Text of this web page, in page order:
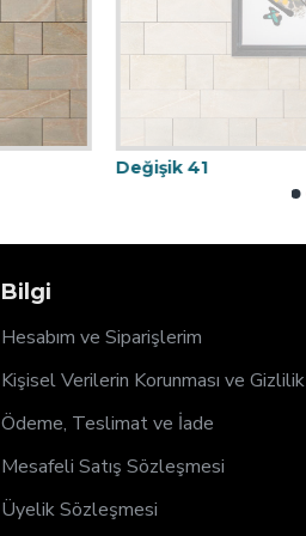
Bilgi
Hesabım ve Siparişlerim
Kişisel Verilerin Korunması ve Gizlilik
Ödeme, Teslimat ve İade
Mesafeli Satış Sözleşmesi
Üyelik Sözleşmesi